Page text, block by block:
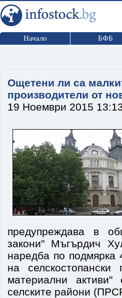
Начало БФБ
Ощетени ли са
производители от
19 Ноември 2015
предупреждава в
закони" Мъгърдич
наредба по подмярка
на
материални
селските райони